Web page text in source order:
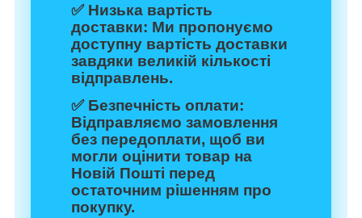
✅ Низька вартість
доставки: Ми пропонуємо
доступну вартість доставки
завдяки великій кількості
відправлень.
✅ Безпечність оплати:
Відправляємо замовлення
без передоплати, щоб ви
могли оцінити товар на
Новій Пошті перед
остаточним рішенням про
покупку.